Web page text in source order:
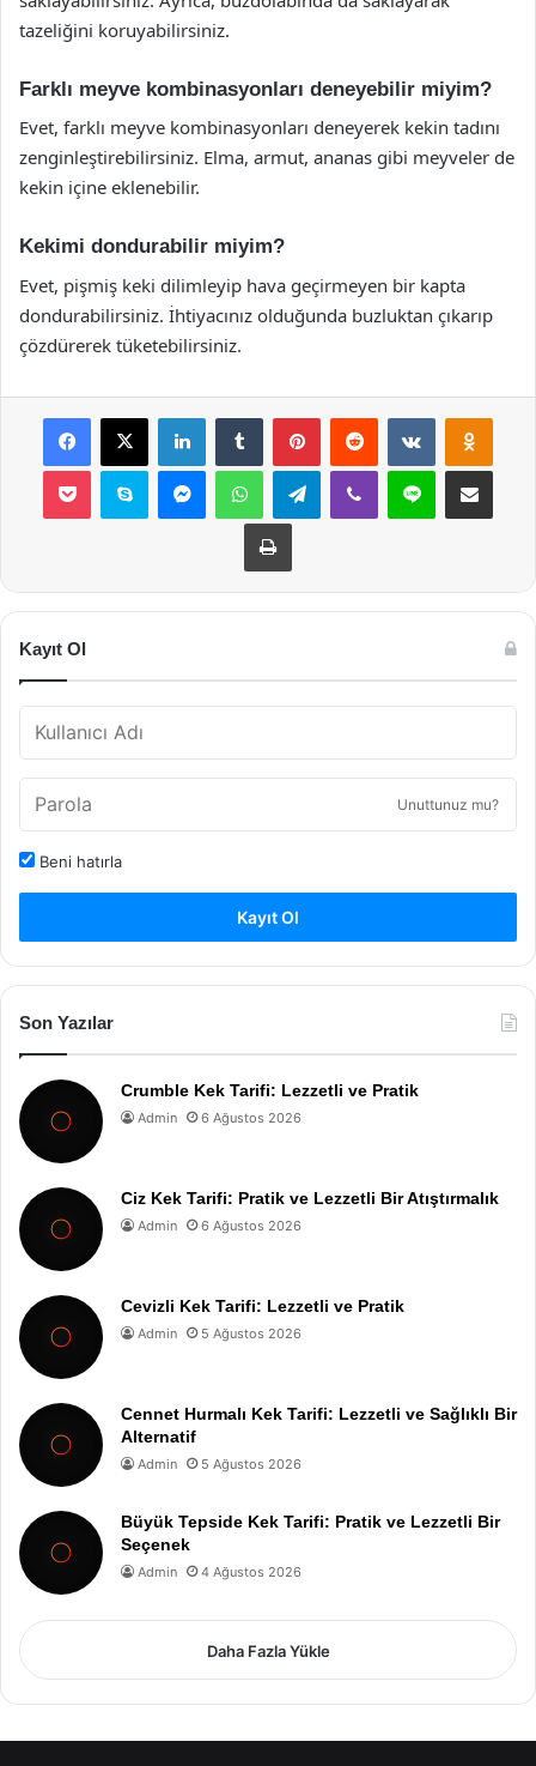
tazeliğini koruyabilirsiniz.
Farklı meyve kombinasyonları deneyebilir miyim?
Evet, farklı meyve kombinasyonları deneyerek kekin tadını
zenginleştirebilirsiniz. Elma, armut, ananas gibi meyveler de
kekin içine eklenebilir.
Kekimi dondurabilir miyim?
Evet, pişmiş keki dilimleyip hava geçirmeyen bir kapta
dondurabilirsiniz. İhtiyacınız olduğunda buzluktan çıkarıp
çözdürerek tüketebilirsiniz.
Facebook
X LinkedInTumblr PinterestReddit VKontakte
Pocket Skype MessengerWhatsAppTelegramViber Line E-Posta ile
Yazdır
Kayıt Ol
Unuttunuz mu?
Beni hatırla
Kayıt Ol
Son Yazılar
Crumble Kek Tarifi: Lezzetli ve Pratik
Admin 6 Ağustos 2026
Ciz Kek Tarifi: Pratik ve Lezzetli Bir Atıştırmalık
Admin 6 Ağustos 2026
Cevizli Kek Tarifi: Lezzetli ve Pratik
Admin 5 Ağustos 2026
Cennet Hurmalı Kek Tarifi: Lezzetli ve Sağlıklı Bir
Alternatif
Admin 5 Ağustos 2026
Büyük Tepside Kek Tarifi: Pratik ve Lezzetli Bir
Seçenek
Admin 4 Ağustos 2026
Daha Fazla Yükle